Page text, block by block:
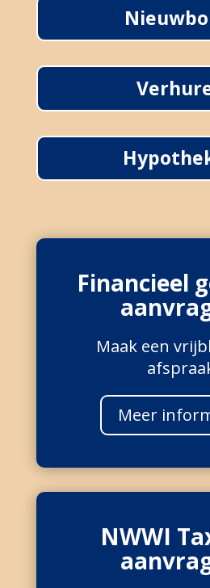
Financieel
Maak een
Meer
NWWI